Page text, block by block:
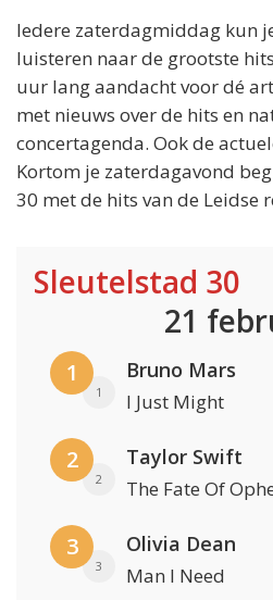
Iedere zaterdagmiddag kun
luisteren naar de grootste
uur lang aandacht voor dé
met nieuws over de hits en
concertagenda. Ook de
Kortom je zaterdagavond
30 met de hits van de Leidse
Sleutelstad 30
21
1
1
Bruno Mars
I Just Might
2
2
Taylor Swift
The Fate Of
3
3
Olivia Dean
Man I Need